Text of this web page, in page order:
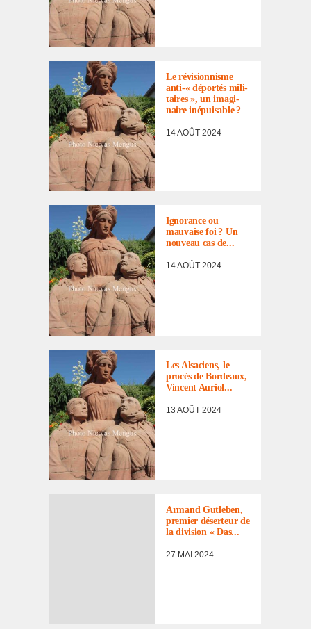
ACTUALITÉ ,
L'APRÈS-
GUERRE ,
PROCÈS DE
BORDEAUX
REVUE DE
PRESSE
Le révi­sion­nisme
anti-« dépor­tés mili­
taires », un imagi­
naire inépui­sable ?
14 AOÛT 2024
ACTUALITÉ ,
BILLET
D'HUMEUR ,
OPINION
PROCÈS DE
BORDEAUX ,
REVUE DE
PRESSE
Igno­rance ou
mauvaise foi ? Un
nouveau cas de...
14 AOÛT 2024
2010-2019 ,
2012 ,À LIRE… ,
ACTUALITÉ ,
BIBLIOGRAPHIE
DOCUMENTS
LES
INCORPORÉS
DE FORCE ,
PROCÈS DE
BORDEAUX
Les Alsa­ciens, le
procès de Bordeaux,
Vincent Auriol...
13 AOÛT 2024
Armand Gutle­ben,
premier déser­teur de
la divi­sion « Das...
27 MAI 2024